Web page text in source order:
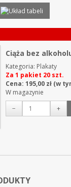
Ciąża bez
Kategoria: Plakaty
Za 1 pakiet 20 szt.
Cena: 195,00 zł (w
W magazynie
−
+